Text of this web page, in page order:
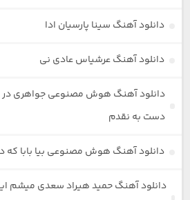
دانلود آهنگ سینا پارسیان ادا
دانلود آهنگ عرشیاس عادی نی
دانلود آهنگ هوش مصنوعی جواهری در
دست به نقدم
دانلود آهنگ هوش مصنوعی بیا بابا که
دانلود آهنگ حمید هیراد سعدی میشم